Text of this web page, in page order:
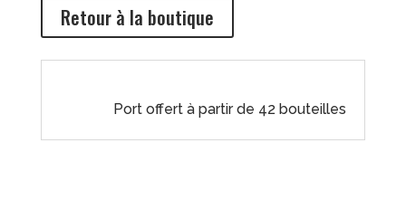
Retour à la boutique
Port offert à partir de 42 bouteilles